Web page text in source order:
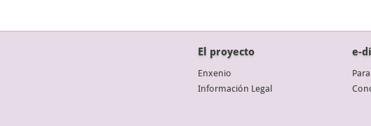
El proyecto
Enxenio
Información Legal
e-